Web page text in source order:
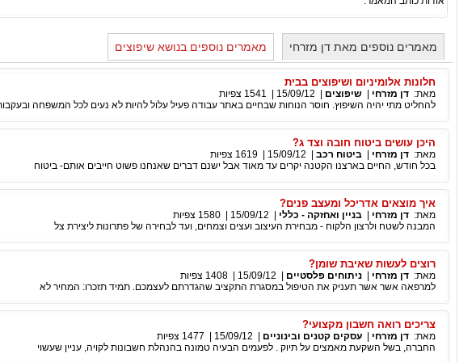
מאמרים נוספים מאת דן מזרחי מאמרים נוספים בנושא שיפוצים
חלונות אלומיניום ושיפוצים בבית
מאת: דן מזרחי שיפוצים 15/09/12
1541 צפיות
להחליט מתי יהיה השיפוץ. חוסר הנוחות שבחיים באתר עבודה פעיל עלול להיות לא נעים לכל המשפחה
היכן עושים ביטוח חובה וצד ג?
מאת: דן מזרחי ביטוח רכב 15/09/12
1619 צפיות
בכל חודש, החיים בארצנו הקטנה יקרים עד מאוד אבל ישנם דברים שאנחנו פשוט חייבים אותם- ביטוח
איך מוצאים אדריכל ומעצב פנים?
מאת: דן מזרחי בניין ואחזקה - כללי 15/09/12
1580 צפיות
המבנה לשטח ולרצון הלקוח - מבחירת העיצוב ועצים וצמחים, ועד לבחירה של פתרונות ליצירת צל
רוצים לעשות שאיבת שומן?
מאת: דן מזרחי ניתוחים פלסטיים 15/09/12
1408 צפיות
למרפאה אשר אשר תעניק את הטיפול במסגרת התקציב שהגדרתם לעצמכם. תמיד תזכרו: המחיר לא
צריכים רואה חשבון מקצועי?
מאת: דן מזרחי עסקים קטנים ובינוניים 15/09/12
1477 צפיות
החברה, בשל השקעת מאמצים על תיוק . לפעמים הבעיה טמונה בהנהלת חשבונות לקויה, עניין שעשוי